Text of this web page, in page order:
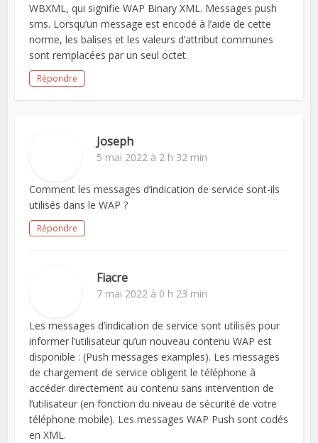
WBXML, qui signifie WAP Binary XML. Messages push
sms. Lorsqu’un message est encodé à l’aide de cette
norme, les balises et les valeurs d’attribut communes
sont remplacées par un seul octet.
Répondre
Joseph
5 mai 2022 à 2 h 32 min
Comment les messages d’indication de service sont-ils
utilisés dans le WAP ?
Répondre
Fiacre
7 mai 2022 à 0 h 23 min
Les messages d’indication de service sont utilisés pour
informer l’utilisateur qu’un nouveau contenu WAP est
disponible : (Push messages examples). Les messages
de chargement de service obligent le téléphone à
accéder directement au contenu sans intervention de
l’utilisateur (en fonction du niveau de sécurité de votre
téléphone mobile). Les messages WAP Push sont codés
en XML.